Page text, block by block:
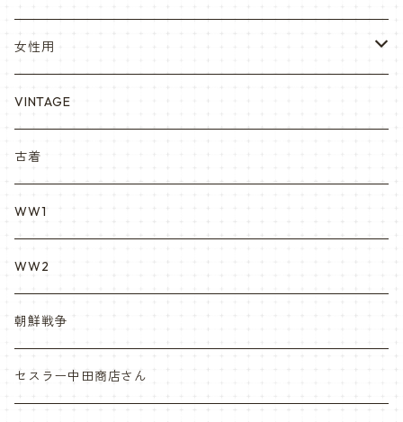
YARSOC
シャークマウス
REPRO レプロ
トレーニングウエア集
ポーラテック/POLARTEC
米軍放出品ブーツ
EA east asia
DRAGON ドラゴン
Nyat Mil ニャットミル
カスタム KURI
VietnamEra ウエア
Vietnam ジャングルブーツ
ナム戦装備類/ポーチ・ベルト・小物・ヘルメット等
女性用
ARC アメリカンレッドクロス
NURES
VINTAGE
古着
WW1
WW2
朝鮮戦争
セスラー中田商店さん